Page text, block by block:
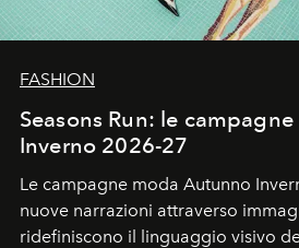
FASHION
Seasons Run: le
Inverno 2026-27
Le campagne moda Autunno
nuove narrazioni attraverso
ridefiniscono il linguaggio visivo